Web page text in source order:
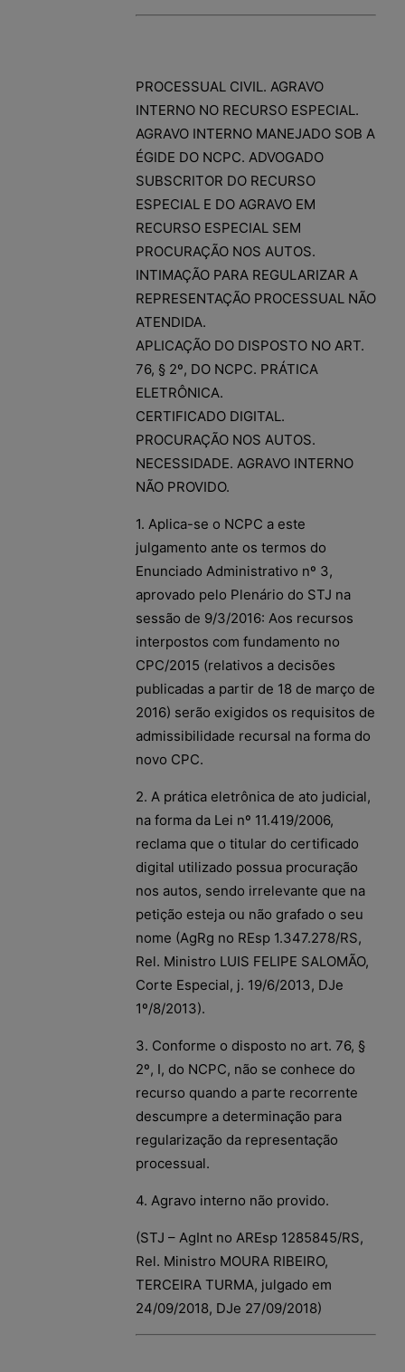
PROCESSUAL CIVIL. AGRAVO
INTERNO NO RECURSO ESPECIAL.
AGRAVO INTERNO MANEJADO SOB A
ÉGIDE DO NCPC. ADVOGADO
SUBSCRITOR DO RECURSO
ESPECIAL E DO AGRAVO EM
RECURSO ESPECIAL SEM
PROCURAÇÃO NOS AUTOS.
INTIMAÇÃO PARA REGULARIZAR A
REPRESENTAÇÃO PROCESSUAL NÃO
ATENDIDA.
APLICAÇÃO DO DISPOSTO NO ART.
76, § 2º, DO NCPC. PRÁTICA
ELETRÔNICA.
CERTIFICADO DIGITAL.
PROCURAÇÃO NOS AUTOS.
NECESSIDADE. AGRAVO INTERNO
NÃO PROVIDO.
1. Aplica-se o NCPC a este
julgamento ante os termos do
Enunciado Administrativo nº 3,
aprovado pelo Plenário do STJ na
sessão de 9/3/2016: Aos recursos
interpostos com fundamento no
CPC/2015 (relativos a decisões
publicadas a partir de 18 de março de
2016) serão exigidos os requisitos de
admissibilidade recursal na forma do
novo CPC.
2. A prática eletrônica de ato judicial,
na forma da Lei nº 11.419/2006,
reclama que o titular do certificado
digital utilizado possua procuração
nos autos, sendo irrelevante que na
petição esteja ou não grafado o seu
nome (AgRg no REsp 1.347.278/RS,
Rel. Ministro LUIS FELIPE SALOMÃO,
Corte Especial, j. 19/6/2013, DJe
1º/8/2013).
3. Conforme o disposto no art. 76, §
2º, I, do NCPC, não se conhece do
recurso quando a parte recorrente
descumpre a determinação para
regularização da representação
processual.
4. Agravo interno não provido.
(STJ – AgInt no AREsp 1285845/RS,
Rel. Ministro MOURA RIBEIRO,
TERCEIRA TURMA, julgado em
24/09/2018, DJe 27/09/2018)